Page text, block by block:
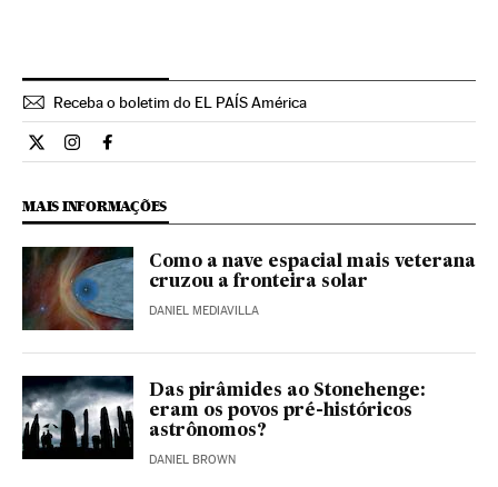
Receba o boletim do EL PAÍS América
Ciencia El País Brasil en Twitter
Ciencia El País Brasil en Instagram
Ciencia El País Brasil en Facebook
MAIS INFORMAÇÕES
Como a nave espacial mais veterana
cruzou a fronteira solar
DANIEL MEDIAVILLA
Das pirâmides ao Stonehenge:
eram os povos pré-históricos
astrônomos?
DANIEL BROWN